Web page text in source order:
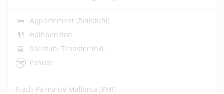
Appartement (Rollstuhl)
Halbpension
Rollstuhl Transfer inkl.
condor
Nach Palma de Mallorca (PMI)